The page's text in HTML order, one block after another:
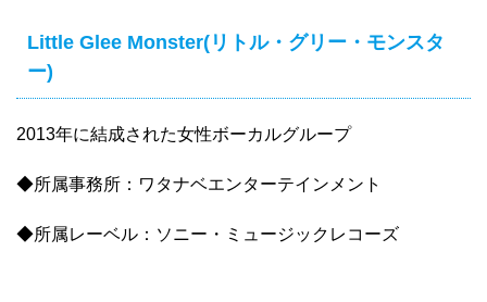
Little Glee Monster(リトル・グリー・モンスタ
ー)
2013年に結成された女性ボーカルグループ
◆所属事務所：ワタナベエンターテインメント
◆所属レーベル：ソニー・ミュージックレコーズ